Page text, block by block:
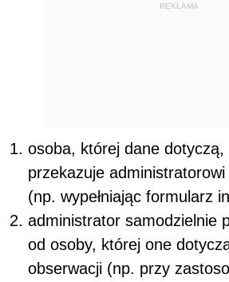
REKLAMA
osoba, której dane dotyczą,
przekazuje administratorowi
(np. wypełniając formularz
administrator samodzielnie
od osoby, której one
obserwacji (np. przy